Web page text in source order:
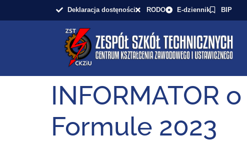
Deklaracja dostęności RODO E-dziennik BIP
INFORMATOR
Formule 2023